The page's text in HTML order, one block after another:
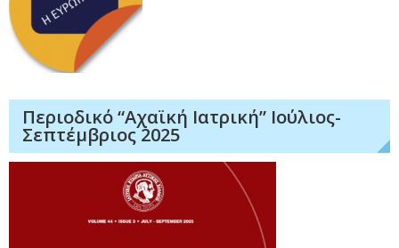
Περιοδικό “Αχαϊκή Ιατρική” Ιούλιος-
Σεπτέμβριος 2025